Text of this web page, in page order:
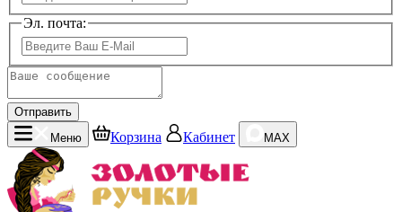
Эл. почта:
Отправить
Меню
Корзина Кабинет MAX